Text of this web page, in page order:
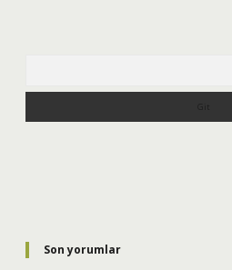
Son yorumlar